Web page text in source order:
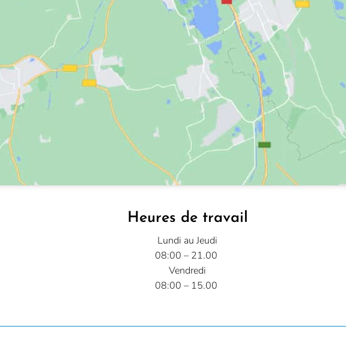
Heures de travail
Lundi au Jeudi
08:00 – 21.00
Vendredi
08:00 – 15.00